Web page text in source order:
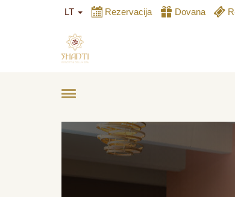
LT Rezervacija Dovana